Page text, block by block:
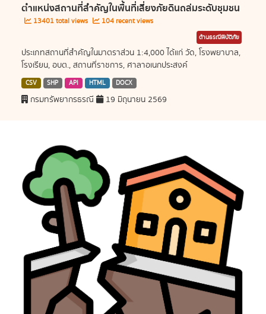
ตำแหน่งสถานที่สำคัญในพื้นที่เสี่ยงภัยดินถล่มระดับชุมชน
13401 total views 104 recent views
ด้านธรณีพิบัติภัย
ประเภทสถานที่สำคัญในมาตราส่วน 1:4,000 ได้แก่ วัด, โรงพยาบาล,
โรงเรียน, อบต., สถานที่ราชการ, ศาลาอเนกประสงค์
CSV SHP API HTML DOCX
กรมทรัพยากรธรณี 19 มิถุนายน 2569